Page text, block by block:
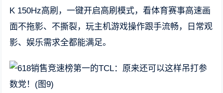
K 150Hz高刷，一键开启高刷模式，看体育赛事高速画
面不拖影、不撕裂，玩主机游戏操作跟手流畅，日常观
影、娱乐需求全都能满足。